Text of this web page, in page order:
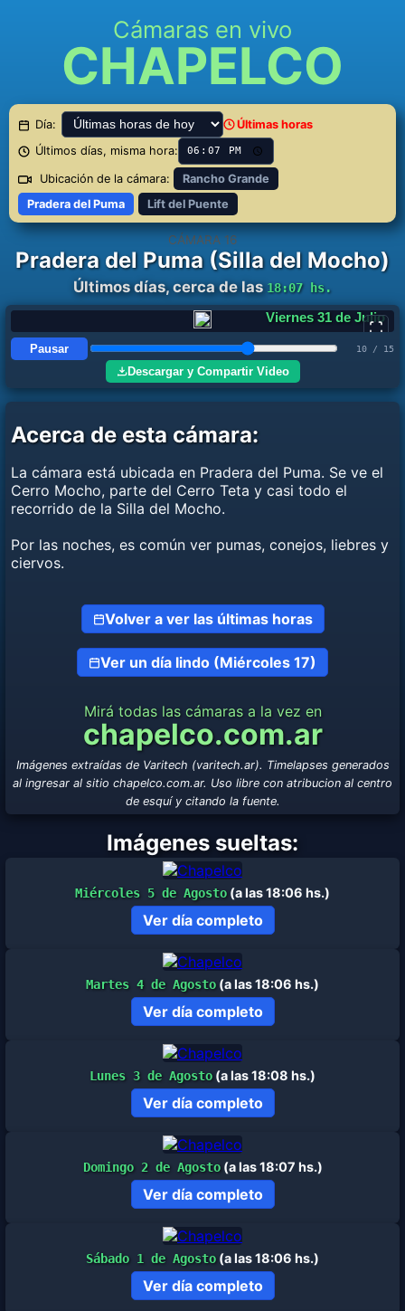
Cámaras en vivo
CHAPELCO
Día:
Últimas horas
Últimos días, misma hora:
Ubicación de la cámara:
Rancho Grande
Pradera del Puma
Lift del Puente
CÁMARA 16
Pradera del Puma (Silla del Mocho)
Últimos días, cerca de las18:07 hs.
Sábado 1 de Agosto
Pausar 11 / 15
Descargar y Compartir Video
Acerca de esta cámara:
La cámara está ubicada en Pradera del Puma. Se ve el
Cerro Mocho, parte del Cerro Teta y casi todo el
recorrido de la Silla del Mocho.
Por las noches, es común ver pumas, conejos, liebres y
ciervos.
Volver a ver las últimas horas
Ver un día lindo (Miércoles 17)
Mirá todas las cámaras a la vez en
chapelco.com.ar
Imágenes extraídas de Varitech (varitech.ar). Timelapses generados
al ingresar al sitio chapelco.com.ar. Uso libre con atribucion al centro
de esquí y citando la fuente.
Imágenes sueltas:
Miércoles 5 de Agosto (a las 18:06 hs.)
Ver día completo
Martes 4 de Agosto (a las 18:06 hs.)
Ver día completo
Lunes 3 de Agosto (a las 18:08 hs.)
Ver día completo
Domingo 2 de Agosto(a las 18:07 hs.)
Ver día completo
Sábado 1 de Agosto (a las 18:06 hs.)
Ver día completo